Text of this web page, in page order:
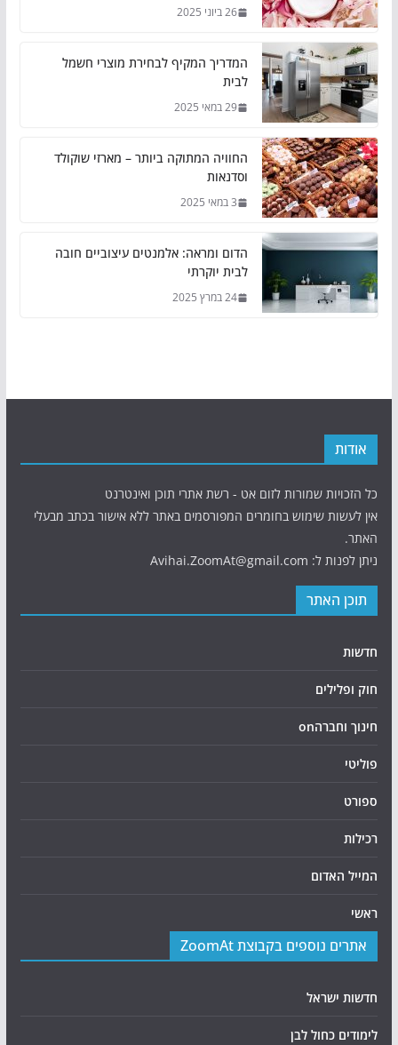
26 ביוני 2025
המדריך המקיף לבחירת מוצרי חשמל
לבית
29 במאי 2025
החוויה המתוקה ביותר – מארזי שוקולד
וסדנאות
3 במאי 2025
הדום ומראה: אלמנטים עיצוביים חובה
לבית יוקרתי
24 במרץ 2025
אודות
כל הזכויות שמורות לזום אט - רשת אתרי תוכן ואינטרנט
אין לעשות שימוש בחומרים המפורסמים באתר ללא אישור בכתב מבעלי
האתר.
ניתן לפנות ל: Avihai.ZoomAt@gmail.com
תוכן האתר
חדשות
חוק ופלילים
חינוך וחברהon
פוליטי
ספורט
רכילות
המייל האדום
ראשי
אתרים נוספים בקבוצת ZoomAt
חדשות ישראל
לימודים כחול לבן